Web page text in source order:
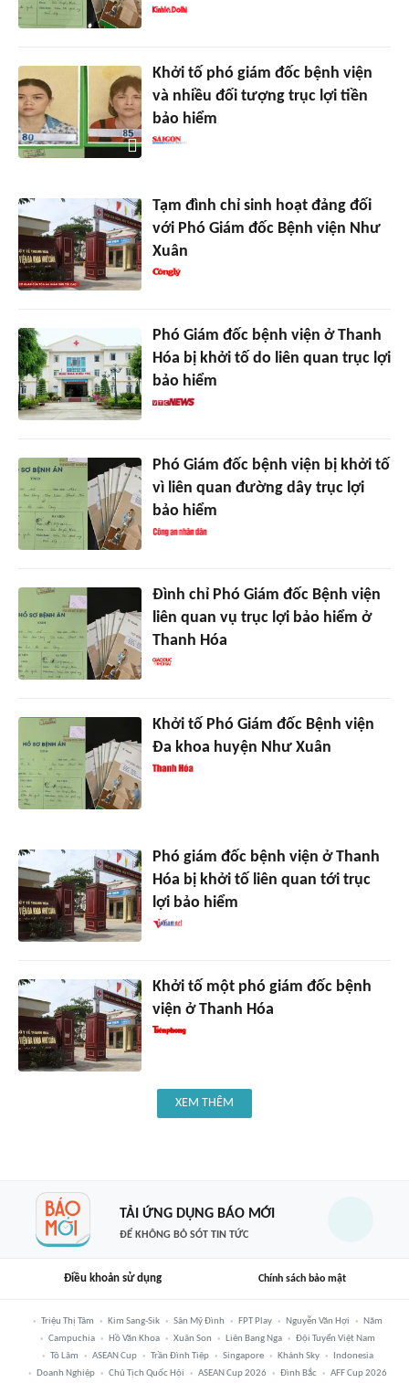
Khởi tố phó giám đốc bệnh viện
và nhiều đối tượng trục lợi tiền
bảo hiểm
Tạm đình chỉ sinh hoạt đảng đối
với Phó Giám đốc Bệnh viện Như
Xuân
Phó Giám đốc bệnh viện ở Thanh
Hóa bị khởi tố do liên quan trục lợi
bảo hiểm
Phó Giám đốc bệnh viện bị khởi tố
vì liên quan đường dây trục lợi
bảo hiểm
Đình chỉ Phó Giám đốc Bệnh viện
liên quan vụ trục lợi bảo hiểm ở
Thanh Hóa
Khởi tố Phó Giám đốc Bệnh viện
Đa khoa huyện Như Xuân
Phó giám đốc bệnh viện ở Thanh
Hóa bị khởi tố liên quan tới trục
lợi bảo hiểm
Khởi tố một phó giám đốc bệnh
viện ở Thanh Hóa
XEM THÊM
TẢI ỨNG DỤNG BÁO MỚI
ĐỂ KHÔNG BỎ SÓT TIN TỨC
Điều khoản sử dụng Chính sách bảo mật
Triệu Thị Tâm Kim Sang-Sik Sân Mỹ Đình FPT Play Nguyễn Văn Hợi
Năm
Campuchia
Hồ Văn Khoa Xuân Son Liên Bang Nga
Đội Tuyển Việt Nam
Tô Lâm
ASEAN Cup Trần Đình Tiệp Singapore Khánh Sky
Indonesia
Doanh Nghiệp
Chủ Tịch Quốc Hội ASEAN Cup 2026 Đình Bắc AFF Cup 2026